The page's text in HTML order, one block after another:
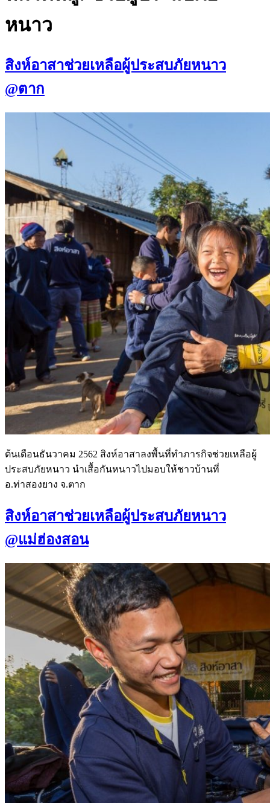
หนาว
สิงห์อาสาช่วยเหลือผู้ประสบภัยหนาว
@ตาก
ต้นเดือนธันวาคม 2562 สิงห์อาสาลงพื้นที่ทำภารกิจช่วยเหลือผู้
ประสบภัยหนาว นำเสื้อกันหนาวไปมอบให้ชาวบ้านที่
อ.ท่าสองยาง จ.ตาก
สิงห์อาสาช่วยเหลือผู้ประสบภัยหนาว
@แม่ฮ่องสอน